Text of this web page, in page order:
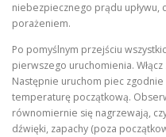
niebezpiecznego prądu upływu,
porażeniem.
Po pomyślnym przejściu
pierwszego uruchomienia.
Następnie uruchom piec zgodnie
temperaturę początkową.
równomiernie się nagrzewają,
dźwięki, zapachy (poza